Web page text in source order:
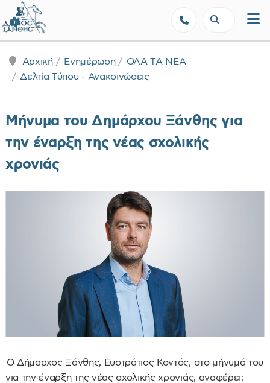
Αρχική Ενημέρωση
ΟΛΑ ΤΑ ΝΕΑ
Δελτία Τύπου - Ανακοινώσεις
Μήνυμα του Δημάρχου Ξάνθης για
την έναρξη της νέας σχολικής
χρονιάς
Ο Δήμαρχος Ξάνθης, Ευστράτιος Κοντός, στο μήνυμά του
για την έναρξη της νέας σχολικής χρονιάς, αναφέρει: